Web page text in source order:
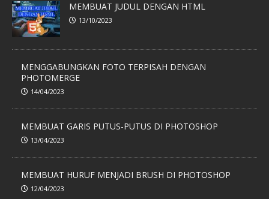
MEMBUAT JUDUL DENGAN HTML
13/10/2023
MENGGABUNGKAN FOTO TERPISAH DENGAN
PHOTOMERGE
14/04/2023
MEMBUAT GARIS PUTUS-PUTUS DI PHOTOSHOP
13/04/2023
MEMBUAT HURUF MENJADI BRUSH DI PHOTOSHOP
12/04/2023